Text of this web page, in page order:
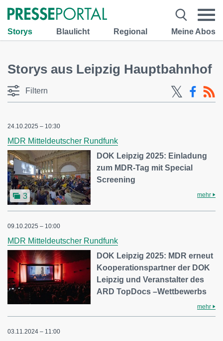
Storys Blaulicht Regional Meine Abos
Storys aus Leipzig Hauptbahnhof
Filtern
24.10.2025 – 10:30
MDR Mitteldeutscher Rundfunk
3
DOK Leipzig 2025: Einladung
zum MDR-Tag mit Special
Screening
mehr
09.10.2025 – 10:00
MDR Mitteldeutscher Rundfunk
DOK Leipzig 2025: MDR erneut
Kooperationspartner der DOK
Leipzig und Veranstalter des
ARD TopDocs –Wettbewerbs
mehr
03.11.2024 – 11:00